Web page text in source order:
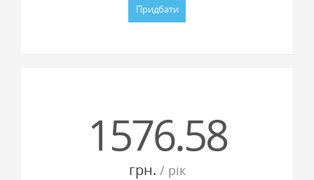
Придбати
1576.58
грн. / рiк